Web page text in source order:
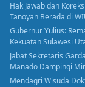
Hak Jawab dan
Tanoyan Berada di
Gubernur Yulius:
Kekuatan Sulawesi
Jabat Sekretaris
Manado Dampingi
Mendagri Wisuda